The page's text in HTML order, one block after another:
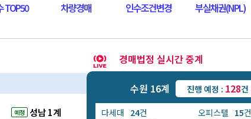
TOP50 차량경매 인수조건변경 부실채권(NPL)
예정 성남 1계
경매법정 실시간 중계
수원 16계 진행 예정 : 128건
다세대 24건 오피스텔 15건